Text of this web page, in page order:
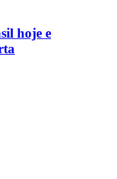
hoje e